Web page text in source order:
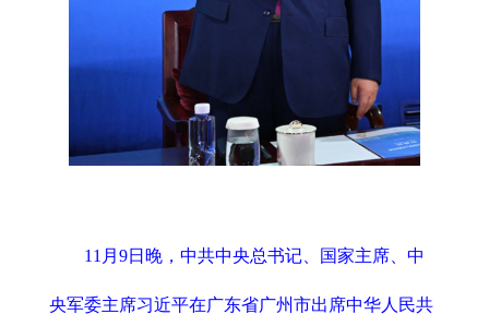
11月9日晚，中共中央总书记、国家主席、中
央军委主席习近平在广东省广州市出席中华人民共